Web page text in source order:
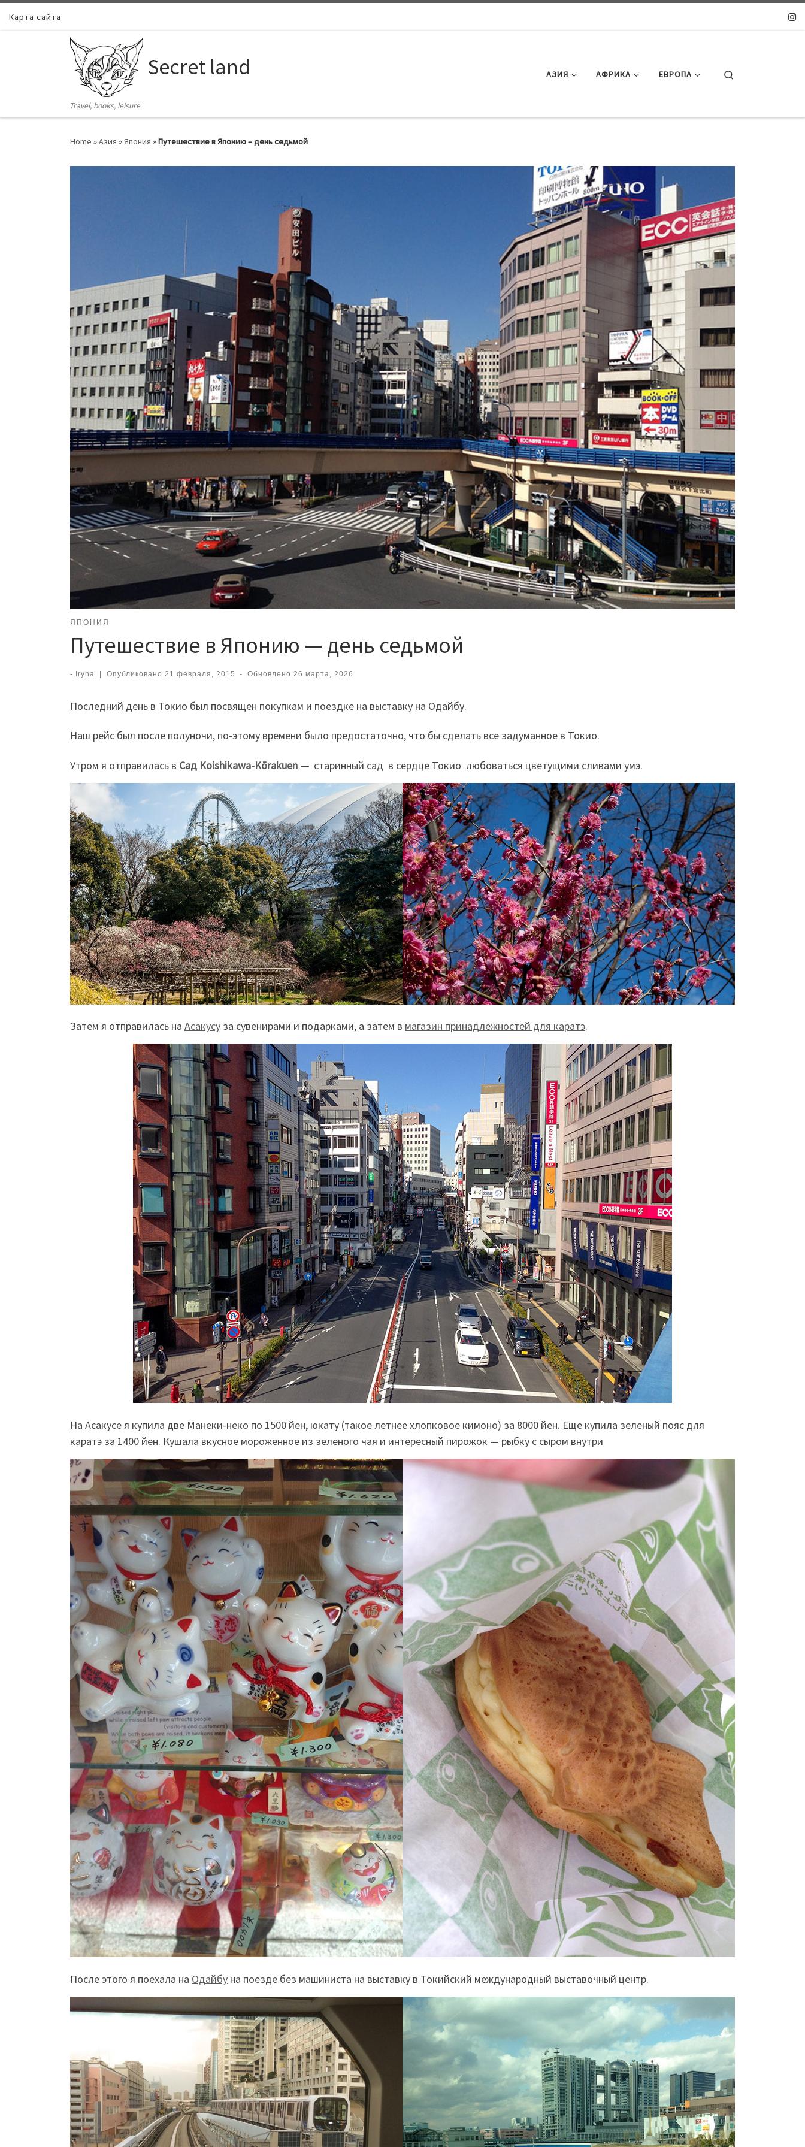
Skip to content
Карта сайта
Secret land
Travel, books, leisure
АЗИЯ АФРИКА ЕВРОПА
Home »Азия »Япония »Путешествие в Японию – день седьмой
ЯПОНИЯ
Путешествие в Японию — день седьмой
- Iryna | Опубликовано 21 февраля, 2015 - Обновлено 26 марта, 2026
Последний день в Токио был посвящен покупкам и поездке на выставку на Одайбу.
Наш рейс был после полуночи, по-этому времени было предостаточно, что бы сделать все задуманное в Токио.
Утром я отправилась в Сад Koishikawa-Kōrakuen — старинный сад в сердце Токио любоваться цветущими сливами умэ.
Затем я отправилась на Асакусу за сувенирами и подарками, а затем в магазин принадлежностей для каратэ.
На Асакусе я купила две Манеки-неко по 1500 йен, юкату (такое летнее хлопковое кимоно) за 8000 йен. Еще купила зеленый пояс для
каратэ за 1400 йен. Кушала вкусное мороженное из зеленого чая и интересный пирожок — рыбку с сыром внутри
После этого я поехала на Одайбу на поезде без машиниста на выставку в Токийский международный выставочный центр.